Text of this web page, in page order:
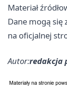
Materiał
Dane mogą się
na oficjalnej
Autor:redakcja